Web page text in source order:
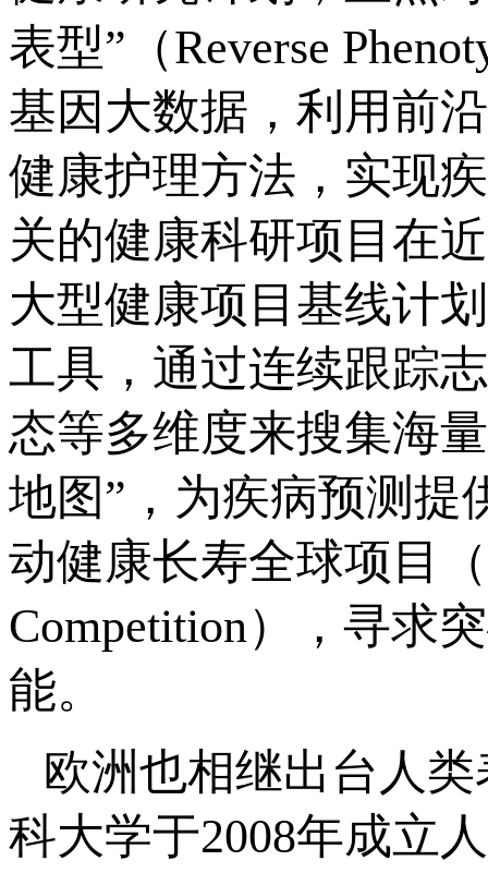
表型”（Reverse
基因大数据，利用前
健康护理方法，实现
关的健康科研项目在
大型健康项目基线计
工具，通过连续跟踪
态等多维度来搜集海
地图”，为疾病预测提
动健康长寿全球项目
Competition），寻求
能。
欧洲也相继出台人
科大学于2008年成立